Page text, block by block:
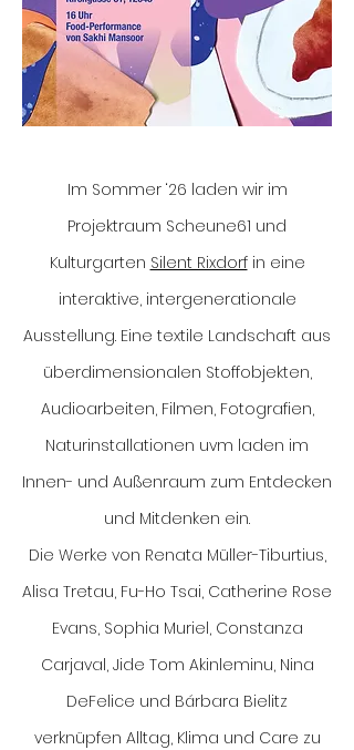
Im Sommer ‘26 laden wir im
Projektraum Scheune61 und
Kulturgarten Silent Rixdorfin eine
interaktive, intergenerationale
Ausstellung. Eine textile Landschaft aus
überdimensionalen Stoffobjekten,
Audioarbeiten, Filmen, Fotografien,
Naturinstallationen uvm laden im
Innen- und Außenraum zum Entdecken
und Mitdenken ein.
Die Werke von Renata Müller-Tiburtius,
Alisa Tretau, Fu-Ho Tsai, Catherine Rose
Evans, Sophia Muriel, Constanza
Carjaval, Jide Tom Akinleminu, Nina
DeFelice und Bárbara Bielitz
verknüpfen Alltag, Klima und Care zu